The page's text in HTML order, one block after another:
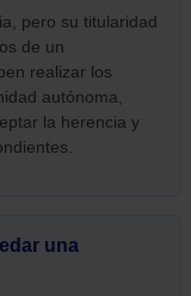
pero su titularidad
de un
realizar los
autónoma,
la herencia y
una